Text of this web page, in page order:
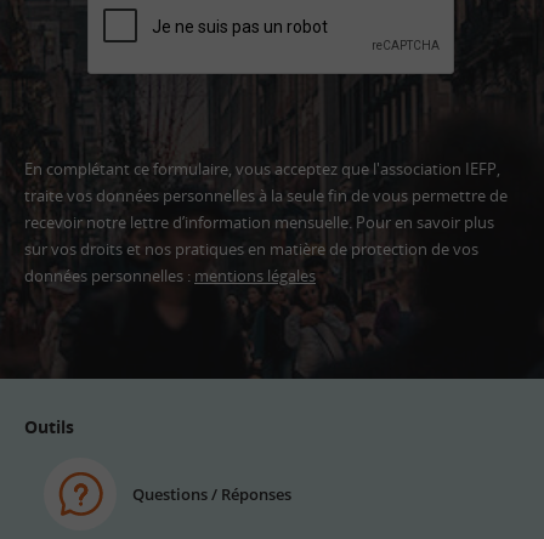
En complétant ce formulaire, vous acceptez que l'association IEFP,
traite vos données personnelles à la seule fin de vous permettre de
recevoir notre lettre d’information mensuelle. Pour en savoir plus
sur vos droits et nos pratiques en matière de protection de vos
données personnelles : mentions légales
Adresse
Outils
Questions / Réponses